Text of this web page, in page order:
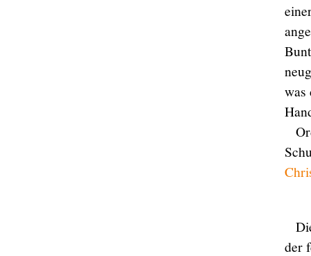
was
der